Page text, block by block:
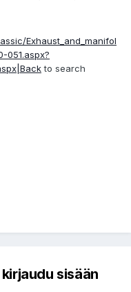
Exhaust_and_manifol
051.aspx?
to search
sisään